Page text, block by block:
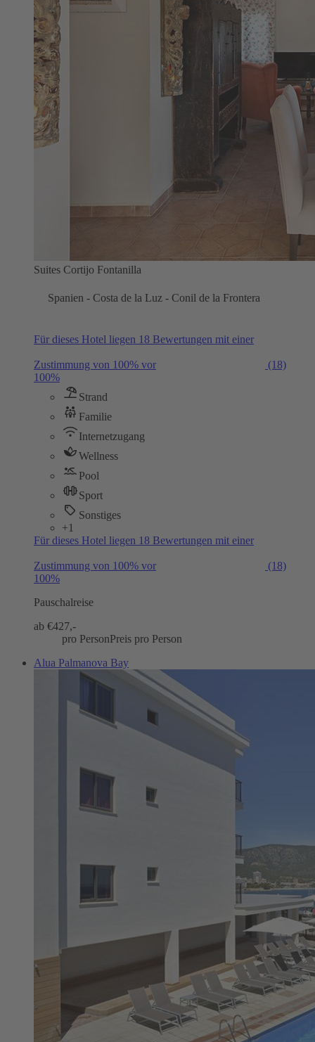
Suites Cortijo Fontanilla
Spanien - Costa de la Luz - Conil de la Frontera
Für dieses Hotel liegen 18 Bewertungen mit einer
Zustimmung von 100% vor
(18)
100%
Strand
Familie
Internetzugang
Wellness
Pool
Sport
Sonstiges
+1
Für dieses Hotel liegen 18 Bewertungen mit einer
Zustimmung von 100% vor
(18)
100%
Pauschalreise
ab €427,-
pro PersonPreis pro Person
Alua Palmanova Bay